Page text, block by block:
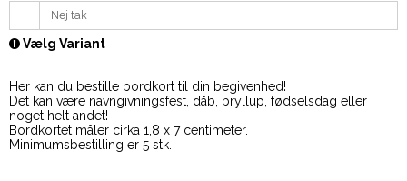
Nej tak
Vælg Variant
Her kan du bestille bordkort til din begivenhed!
Det kan være navngivningsfest, dåb, bryllup, fødselsdag eller
noget helt andet!
Bordkortet måler cirka 1,8 x 7 centimeter.
Minimumsbestilling er 5 stk.